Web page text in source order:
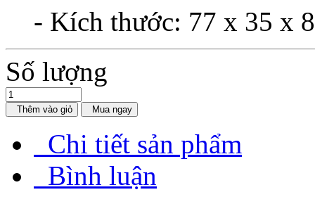
- Kích thước: 77 x 35 x
Số lượng
Thêm vào giỏ Mua ngay
Chi tiết sản phẩm
Bình luận